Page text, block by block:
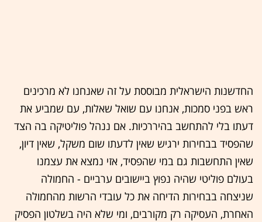
החדשנות הישראלית מבוססת על זה שאנחנו לא מרכינים
ראש בפני סמכות, אנחנו עם שואל שאלות, עם שמביע את
דעתו בלי להתחשב בהיררכיות. אם ננהל פוליטיקה בה הצד
שהפסיד בבחירות ירגיש שאין לדעתו שום משקל, שאין דיון,
שאין התחשבות גם במי שהפסיד, אזי נמצא את עצמנו
בעולם פוליטי שהיה נפוץ ביישובים ערביים - החמולה
שניצחה בבחירות הדיחה את כל עובדי הרשות מהחמולה
האחרת, העסיקה רק מקורבים, ומי שלא היה בשלטון הפסיק